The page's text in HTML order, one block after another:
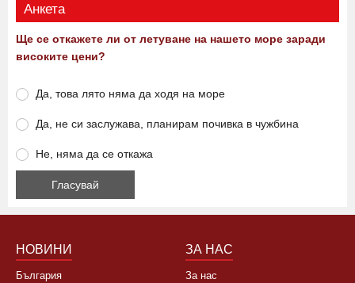
Анкета
Ще се откажете ли от летуване на нашето море заради
високите цени?
Да, това лято няма да ходя на море
Да, не си заслужава, планирам почивка в чужбина
Не, няма да се откажа
НОВИНИ
България
ЗА НАС
За нас